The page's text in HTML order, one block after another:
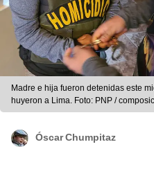
Madre e hija fueron detenidas este
huyeron a Lima. Foto: PNP /
Óscar Chumpitaz